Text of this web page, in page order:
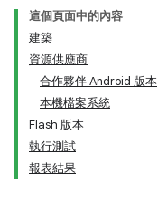
這個頁面中的內容
建築
資源供應商
合作夥伴 Android 版本
本機檔案系統
Flash 版本
執行測試
報表結果